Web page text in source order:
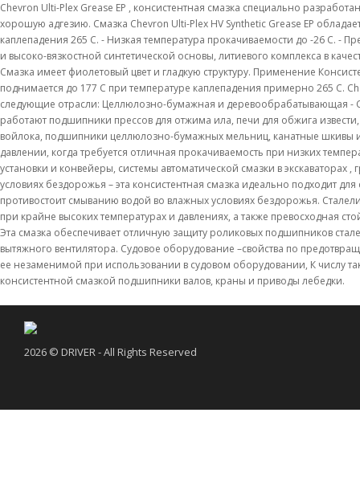
Chevron Ulti-Plex Grease EP , консистентная смазка специально
хорошую адгезию. Смазка Chevron Ulti-Plex HV Synthetic Grease EP
каплепадения 265 С. - Низкая температура прокачиваемости до -26 C.
и высоко-вязкостной синтетической основы, литиевого комплекса в
Смазка имеет фиолетовый цвет и гладкую структуру. Применение
поднимается до 177 C при температуре каплепадения примерно 265 C.
следующие отрасли: Целлюлозно-бумажная и деревообрабатывающая -
работают подшипники прессов для отжима ила, печи для обжига
войлока, подшипники целлюлозно-бумажных мельниц, канатные шкивы
давлении, когда требуется отличная прокачиваемость при низких
установки и конвейеры, системы автоматической смазки в
уcловиях бездорожья – эта консистентная смазка идеально подходит
противостоит смыванию водой во влажных условиях бездорожья.
при крайне высоких температурах и давлениях, а также превосходная
Эта смазка обеспечивает отличную защиту роликовых подшипников
вытяжного вентилятора. Судовое оборудование –свойства по
ее незаменимой при использовании в судовом оборудовании, К числу
консистентной смазкой подшипники валов, краны и приводы лебедки.
2026 © DRIVER - All Rights Reserved